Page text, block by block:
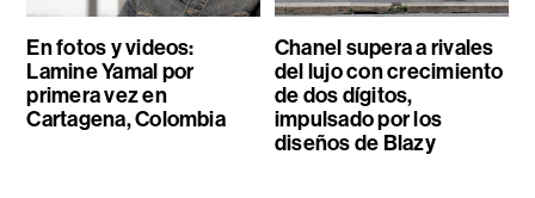
En fotos y videos:
Lamine Yamal por
primera vez en
Cartagena, Colombia
Chanel supera a rivales
del lujo con crecimiento
de dos dígitos,
impulsado por los
diseños de Blazy